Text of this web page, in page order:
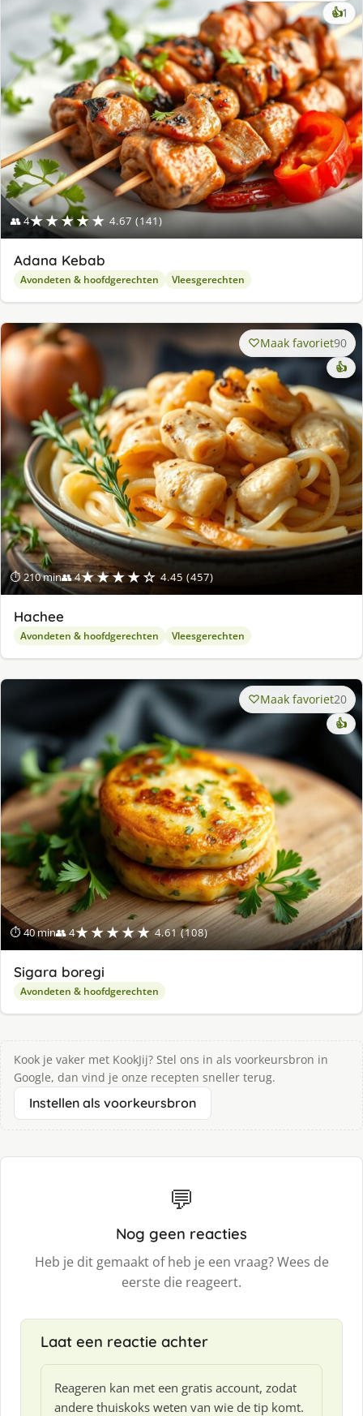
👥 4★★★★★ 4.67 (141)
👍1
Adana Kebab
Avondeten & hoofdgerechten Vleesgerechten
⏱ 210 min👥 4★★★★☆ 4.45 (457)
Maak favoriet90
👍
Hachee
Avondeten & hoofdgerechten Vleesgerechten
⏱ 40 min👥 4★★★★★ 4.61 (108)
Maak favoriet20
👍
Sigara boregi
Avondeten & hoofdgerechten
Kook je vaker met KookJij? Stel ons in als voorkeursbron in
Google, dan vind je onze recepten sneller terug.
Instellen als voorkeursbron
💬
Nog geen reacties
Heb je dit gemaakt of heb je een vraag? Wees de
eerste die reageert.
Laat een reactie achter
Reageren kan met een gratis account, zodat
andere thuiskoks weten van wie de tip komt.